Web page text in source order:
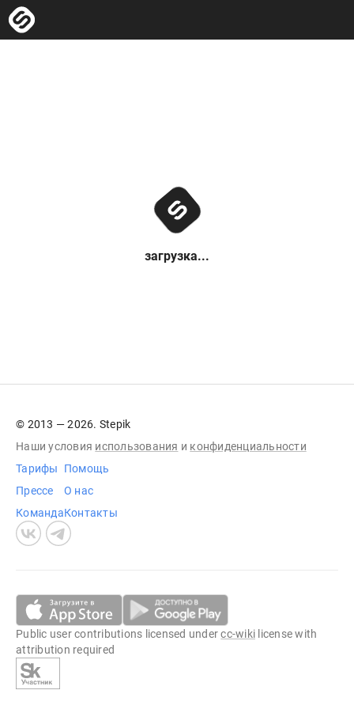
загрузка...
© 2013 — 2026. Stepik
Наши условия использования и конфиденциальности
Тарифы
Прессе
Команда
Помощь
О нас
Контакты
Public user contributions licensed undercc-wiki license with
attribution required